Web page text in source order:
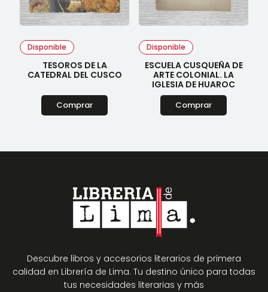
Disponible
TESOROS DE LA
CATEDRAL DEL CUSCO
Comprar
Disponible
ESCUELA CUSQUEÑA DE
ARTE COLONIAL. LA
IGLESIA DE HUAROC
Comprar
Descubre libros y accesorios literarios de primera
calidad en Librería de Lima. Tu destino único para todas
tus necesidades literarias y más